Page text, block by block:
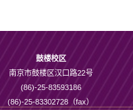
鼓楼校区
南京市鼓楼区汉口路22号
(86)-25-83593186
(86)-25-83302728（fax）